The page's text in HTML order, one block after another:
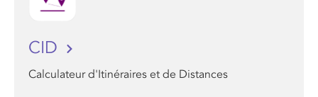
CID
Calculateur d'Itinéraires et de Distances